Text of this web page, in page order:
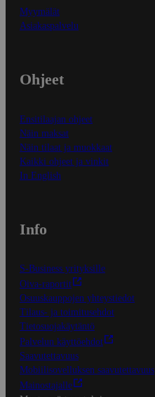
Myymälät
Asiakaspalvelu
Ohjeet
Ensitilaajan ohjeet
Näin maksat
Näin tilaat ja muokkaat
Kaikki ohjeet ja vinkit
In English
Info
S-Business yrityksille
Oiva-raportit
Osuuskauppojen yhteystiedot
Tilaus- ja toimitusehdot
Tietosuojakäytäntö
Palvelun käyttöehdot
Saavutettavuus
Mobiilisovelluksen saavutettavuus
Mainostajalle